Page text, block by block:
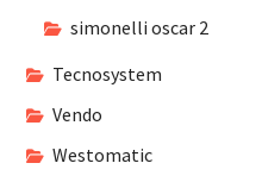
simonelli oscar 2
Tecnosystem
Vendo
Westomatic